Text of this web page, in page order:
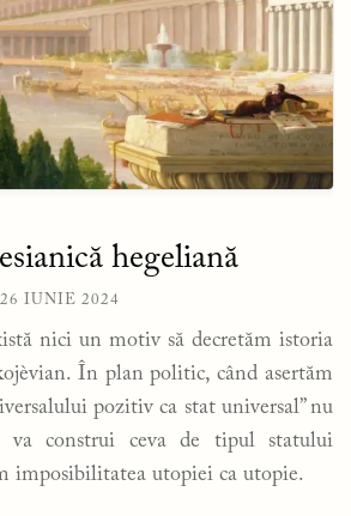
hegeliană
26 IUNIE 2024
nici un motiv să decretăm istoria
În plan politic, când asertăm
pozitiv ca stat universal” nu
va construi ceva de tipul statului
imposibilitatea utopiei ca utopie.